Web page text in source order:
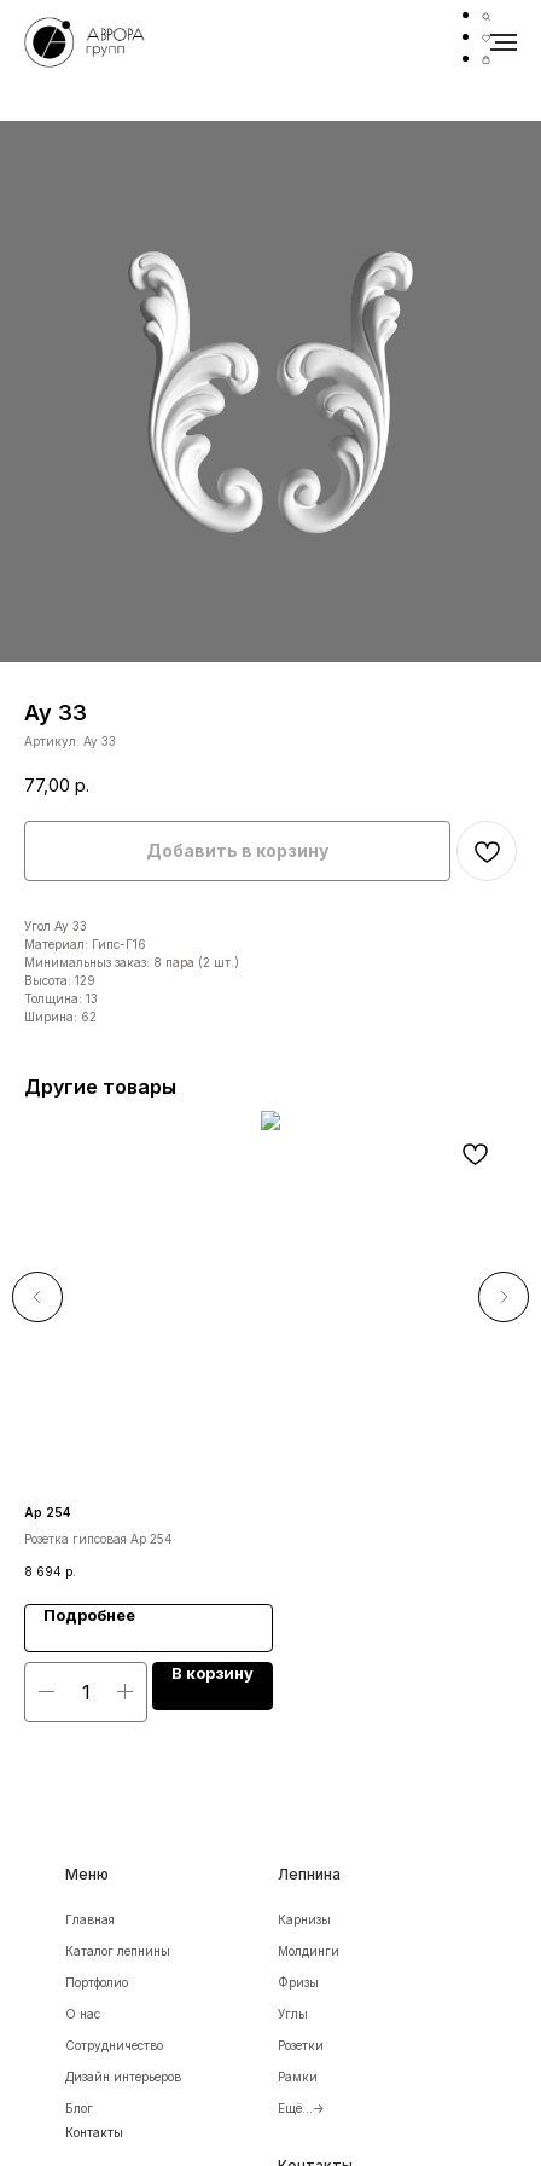
Ау 33
Артикул: Ау 33
77,00 р.
Добавить в корзину
Угол Ау 33
Материал: Гипс-Г16
Минимальныз заказ: 8 пара (2 шт.)
Высота: 129
Толщина: 13
Ширина: 62
Другие товары
Ар 254
Розетка гипсовая Ар 254
8 694 р.
Подробнее
В корзину
Меню
Главная
О нас
Каталог лепнины
Портфолио
Сотрудничество
Дизайн интерьеров
Блог
Контакты
Лепнина
Карнизы
Молдинги
Фризы
Углы
Розетки
Рамки
Ещё...->